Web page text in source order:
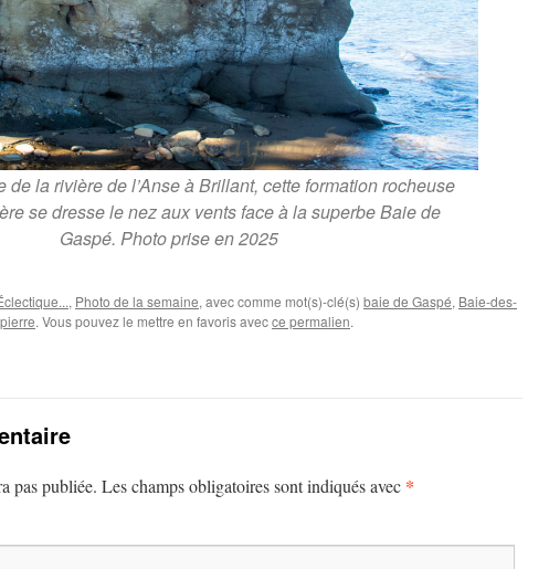
de la rivière de l’Anse à Brillant, cette formation rocheuse
se dresse le nez aux vents face à la superbe Baie de
Gaspé. Photo prise en 2025
, Photo de la semaine, avec comme mot(s)-clé(s) baie de Gaspé, Baie-des-
pierre. Vous pouvez le mettre en favoris avecce permalien.
pas publiée. Les champs obligatoires sont indiqués avec *